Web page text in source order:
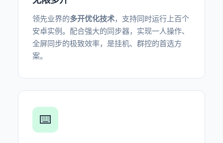
领先业界的多开优化技术，支持同时运行上百个
安卓实例。配合强大的同步器，实现一人操作、
全屏同步的极致效率，是挂机、群控的首选方
案。
⌨️